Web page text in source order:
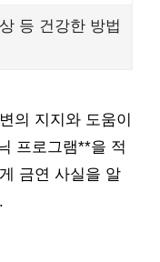
등 건강한 방법
의 지지와 도움이
프로그램**을 적
금연 사실을 알